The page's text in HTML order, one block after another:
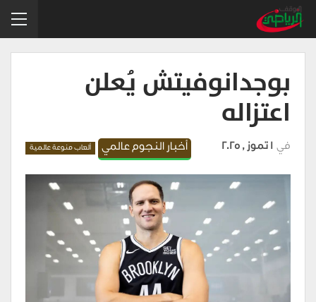
بوجدانوفيتش يُعلن
اعتزاله
أخبار النجوم عالمي ألعاب منوعة عالمية في 1 تموز , 2025